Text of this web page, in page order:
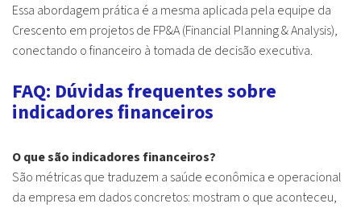
Essa abordagem prática é a mesma aplicada pela equipe da
Crescento em projetos de FP&A (Financial Planning & Analysis),
conectando o financeiro à tomada de decisão executiva.
FAQ: Dúvidas frequentes sobre
indicadores financeiros
O que são indicadores financeiros?
São métricas que traduzem a saúde econômica e operacional
da empresa em dados concretos: mostram o que aconteceu,